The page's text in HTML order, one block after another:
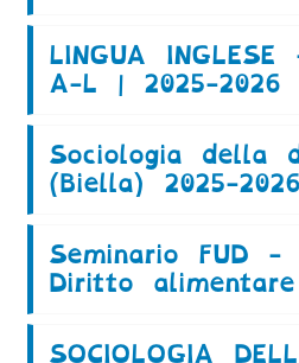
LINGUA
A-L | 2025-2026
Sociologia della
(Biella) 2025-2026
Seminario FUD -
Diritto alimentare
SOCIOLOGIA